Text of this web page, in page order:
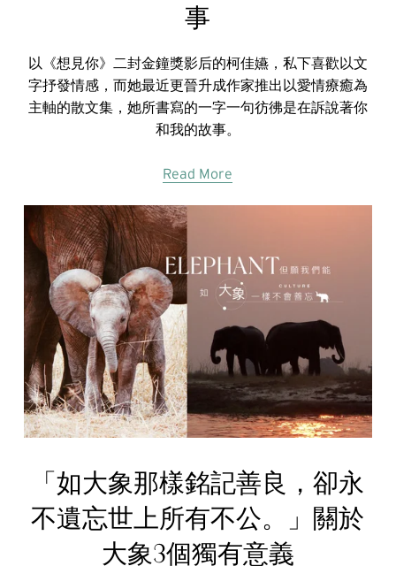
事
以《想見你》二封金鐘獎影后的柯佳嬿，私下喜歡以文
字抒發情感，而她最近更晉升成作家推出以愛情療癒為
主軸的散文集，她所書寫的一字一句彷彿是在訴說著你
和我的故事。
Read More
「如大象那樣銘記善良，卻永
不遺忘世上所有不公。」關於
大象3個獨有意義